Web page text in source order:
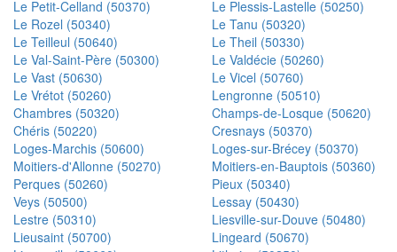
Le Petit-Celland (50370)
Le Plessis-Lastelle (50250)
Le Rozel (50340)
Le Tanu (50320)
Le Teilleul (50640)
Le Theil (50330)
Le Val-Saint-Père (50300)
Le Valdécie (50260)
Le Vast (50630)
Le Vicel (50760)
Le Vrétot (50260)
Lengronne (50510)
Chambres (50320)
Champs-de-Losque (50620)
Chéris (50220)
Cresnays (50370)
Loges-Marchis (50600)
Loges-sur-Brécey (50370)
Moitiers-d'Allonne (50270)
Moitiers-en-Bauptois (50360)
Perques (50260)
Pieux (50340)
Veys (50500)
Lessay (50430)
Lestre (50310)
Liesville-sur-Douve (50480)
Lieusaint (50700)
Lingeard (50670)